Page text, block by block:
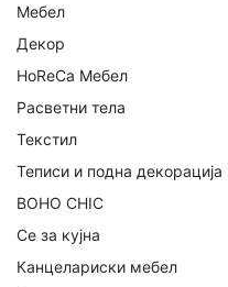
Мебел
Декор
HoReCa Мебел
Расветни тела
Текстил
Теписи и подна декорација
BOHO CHIC
Се за кујна
Канцелариски мебел